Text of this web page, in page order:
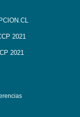
2021
2021